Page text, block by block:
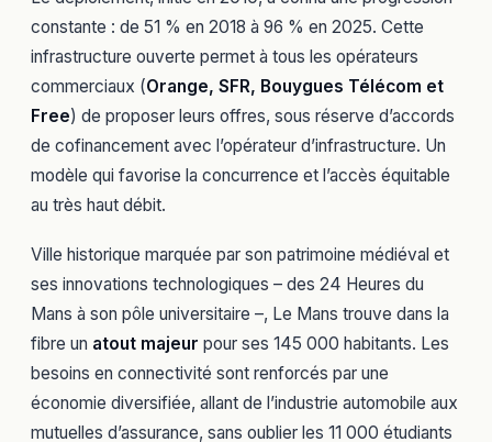
constante : de 51 % en 2018 à 96 % en 2025. Cette
infrastructure ouverte permet à tous les opérateurs
commerciaux (Orange, SFR, Bouygues Télécom et
Free) de proposer leurs offres, sous réserve d’accords
de cofinancement avec l’opérateur d’infrastructure. Un
modèle qui favorise la concurrence et l’accès équitable
au très haut débit.
Ville historique marquée par son patrimoine médiéval et
ses innovations technologiques – des 24 Heures du
Mans à son pôle universitaire –, Le Mans trouve dans la
fibre un atout majeur pour ses 145 000 habitants. Les
besoins en connectivité sont renforcés par une
économie diversifiée, allant de l’industrie automobile aux
mutuelles d’assurance, sans oublier les 11 000 étudiants